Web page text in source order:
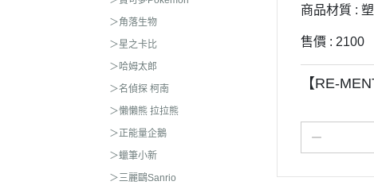
＞角落生物
＞星之卡比
＞哈姆太郎
＞名偵探 柯南
＞懶懶熊 拉拉熊
＞正能量企鵝
＞蠟筆小新
＞三麗鷗Sanrio
商品材質 :
售價 : 2100
【RE-